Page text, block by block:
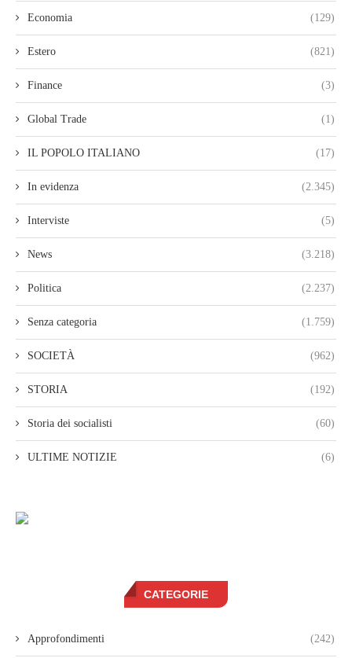
Economia (129)
Estero (821)
Finance (3)
Global Trade (1)
IL POPOLO ITALIANO (17)
In evidenza (2.345)
Interviste (5)
News (3.218)
Politica (2.237)
Senza categoria (1.759)
SOCIETÀ (962)
STORIA (192)
Storia dei socialisti (60)
ULTIME NOTIZIE (6)
CATEGORIE
Approfondimenti (242)